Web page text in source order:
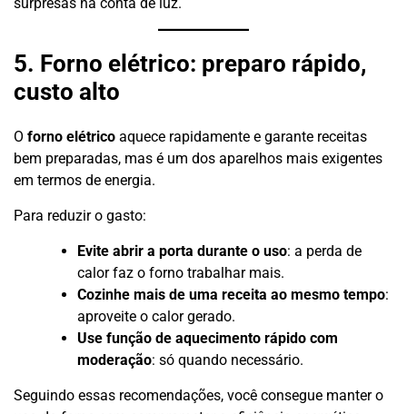
5. Forno elétrico: preparo rápido,
custo alto
O forno elétrico aquece rapidamente e garante receitas
bem preparadas, mas é um dos aparelhos mais exigentes
em termos de energia.
Para reduzir o gasto:
Evite abrir a porta durante o uso: a perda de
calor faz o forno trabalhar mais.
Cozinhe mais de uma receita ao mesmo tempo:
aproveite o calor gerado.
Use função de aquecimento rápido com
moderação: só quando necessário.
Seguindo essas recomendações, você consegue manter o